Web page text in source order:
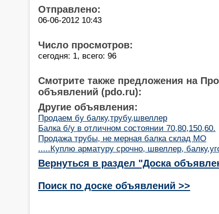
Отправлено:
06-06-2012 10:43
Число просмотров:
сегодня: 1, всего: 96
Смотрите также предложения на
объявлений (pdo.ru):
Другие объявления:
Продаем бу балку,трубу,швеллер
Балка б/у в отличном состоянии 70,80,150,60.
Продажа трубы, не мерная балка склад МО
.....Куплю арматуру срочно, швеллер,
Вернуться в раздел "Доска
Поиск по доске объявлений >>